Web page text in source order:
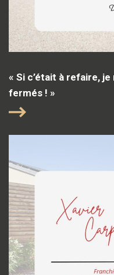
« Si c’était à refaire,
fermés ! »